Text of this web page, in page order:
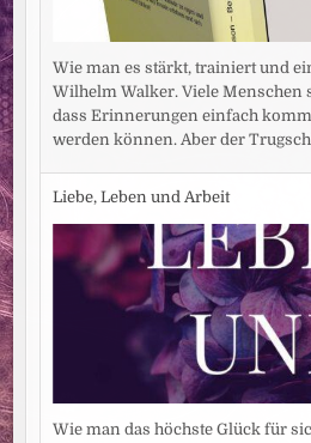
Wie man es stärkt, trainiert und
Wilhelm Walker. Viele Menschen
dass Erinnerungen einfach
werden können. Aber der
Liebe, Leben und Arbeit
Wie man das höchste Glück für